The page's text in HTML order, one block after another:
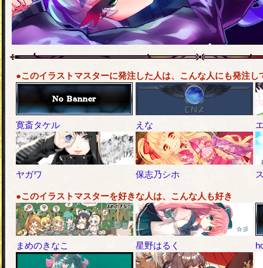
●このイラストマスターに発注した人は、こんな人にも発注し
寛斎タケル えな
ヤガワ 保志乃シホ
●このイラストマスターを好きな人は、こんな人も好き
まめのきなこ 星野はるく